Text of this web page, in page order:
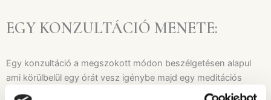
EGY KONZULTÁCIÓ MENETE:
Egy konzultáció a megszokott módon beszélgetésen alapul
ami körülbelül egy órát vesz igénybe majd egy meditációs
folyamattal zárul. A konzultáció alatt zajló mentális folyamatok